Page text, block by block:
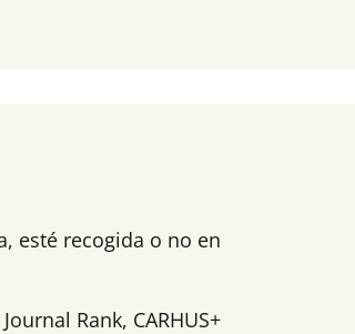
esté recogida o no en
Rank, CARHUS+